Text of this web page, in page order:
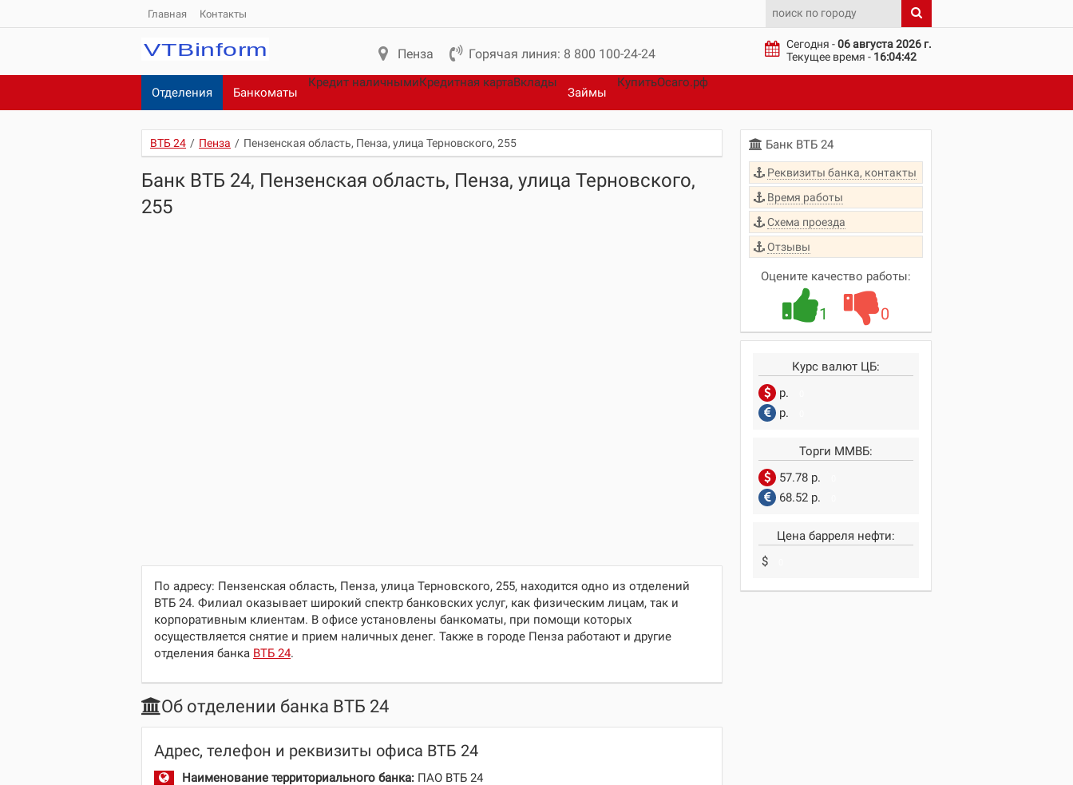
Главная Контакты
Пенза Горячая линия: 8 800 100-24-24
Сегодня -06 августа 2026 г.
Текущее время - 16:04:43
Отделения Банкоматы
Кредит наличнымиКредитная картаВклады
Займы
КупитьОсаго.рф
ВТБ 24 / Пенза / Пензенская область, Пенза, улица Терновского, 255
Банк ВТБ 24, Пензенская область, Пенза, улица Терновского,
255
По адресу: Пензенская область, Пенза, улица Терновского, 255, находится одно из отделений
ВТБ 24. Филиал оказывает широкий спектр банковских услуг, как физическим лицам, так и
корпоративным клиентам. В офисе установлены банкоматы, при помощи которых
осуществляется снятие и прием наличных денег. Также в городе Пенза работают и другие
отделения банка ВТБ 24.
Об отделении банка ВТБ 24
Адрес, телефон и реквизиты офиса ВТБ 24
Наименование территориального банка: ПАО ВТБ 24
Банк ВТБ 24
Реквизиты банка, контакты
Время работы
Схема проезда
Отзывы
Оцените качество работы:
1 0
Курс валют ЦБ:
р.
р.
Торги ММВБ:
57.78 р.
68.52 р.
Цена барреля нефти:
$